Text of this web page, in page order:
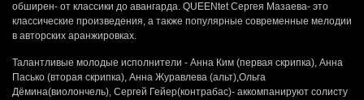
обширен- от классики до авангарда. QUEENtet Сергея Мазаева- это
классические произведения, а также популярные современные мелодии
в авторских аранжировках.
Талантливые молодые исполнители - Анна Ким (первая скрипка), Анна
Пасько (вторая скрипка), Анна Журавлева (альт),Ольга
Дёмина(виолончель), Сергей Гейер(контрабас)- аккомпанируют солисту